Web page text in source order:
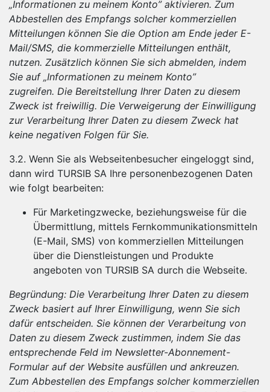
„Informationen zu meinem Konto” aktivieren. Zum
Abbestellen des Empfangs solcher kommerziellen
Mitteilungen können Sie die Option am Ende jeder E-
Mail/SMS, die kommerzielle Mitteilungen enthält,
nutzen. Zusätzlich können Sie sich abmelden, indem
Sie auf „Informationen zu meinem Konto”
zugreifen. Die Bereitstellung Ihrer Daten zu diesem
Zweck ist freiwillig. Die Verweigerung der Einwilligung
zur Verarbeitung Ihrer Daten zu diesem Zweck hat
keine negativen Folgen für Sie.
3.2. Wenn Sie als Webseitenbesucher eingeloggt sind,
dann wird TURSIB SA Ihre personenbezogenen Daten
wie folgt bearbeiten:
Für Marketingzwecke, beziehungsweise für die
Übermittlung, mittels Fernkommunikationsmitteln
(E-Mail, SMS) von kommerziellen Mitteilungen
über die Dienstleistungen und Produkte
angeboten von TURSIB SA durch die Webseite.
Begründung: Die Verarbeitung Ihrer Daten zu diesem
Zweck basiert auf Ihrer Einwilligung, wenn Sie sich
dafür entscheiden. Sie können der Verarbeitung von
Daten zu diesem Zweck zustimmen, indem Sie das
entsprechende Feld im Newsletter-Abonnement-
Formular auf der Website ausfüllen und ankreuzen.
Zum Abbestellen des Empfangs solcher kommerziellen